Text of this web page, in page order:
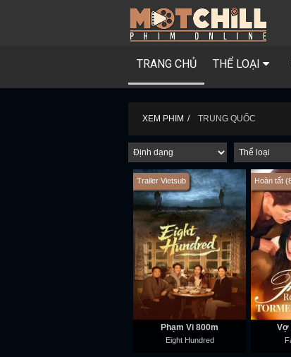
TRANG CHỦ THỂ LOẠI
XEM PHIM TRUNG QUỐC
Trailer Vietsub
Phạm Vi 800m
Eight Hundred
Hoàn tất
Vợ